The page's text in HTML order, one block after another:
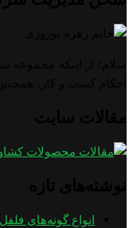
انواع گونه‌های